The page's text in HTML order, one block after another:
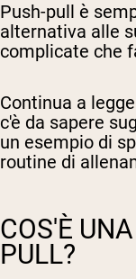
Push-pull è
alternativa alle
complicate che
Continua a
c'è da sapere
un esempio di
routine di
COS'È
PULL?